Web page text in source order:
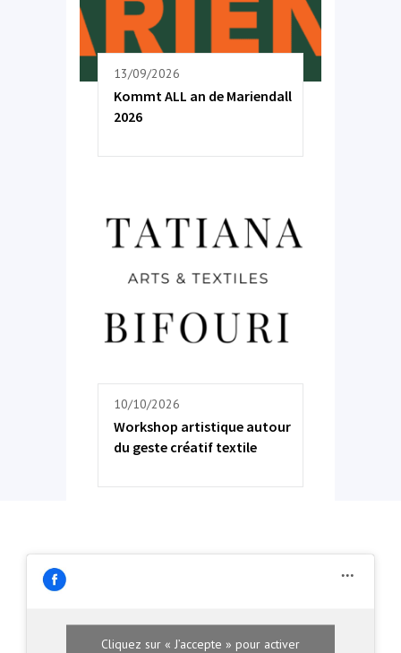
13/09/2026
Kommt ALL an de Mariendall
2026
10/10/2026
Workshop artistique autour
du geste créatif textile
Cliquez sur « J’accepte » pour activer